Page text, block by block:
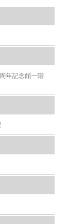
年記念館一階